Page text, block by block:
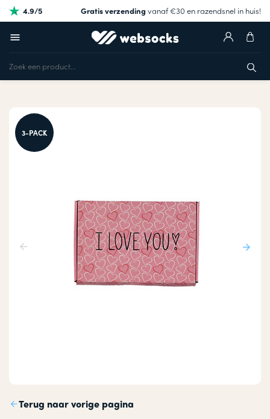
4.9/5 Gratis verzendingvanaf €30 en razendsnel in huis!
3-PACK
Terug naar vorige pagina